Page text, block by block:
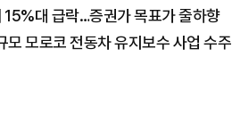
대 급락…증권가 목표가 줄하향
모로코 전동차 유지보수 사업 수주